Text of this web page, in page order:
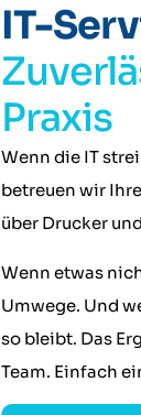
IT-
Praxis
Wenn die IT
betreuen wir
über Drucker
Wenn etwas
Umwege. Und
so bleibt. Das
Team. Einfach